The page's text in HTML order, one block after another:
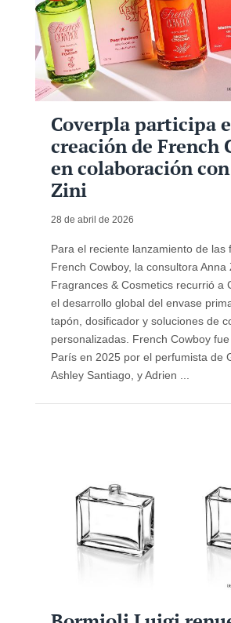
Coverpla participa
creación de French
en colaboración
Zini
28 de abril de 2026
Para el reciente lanzamiento de las
French Cowboy, la consultora Anna
Fragrances & Cosmetics recurrió a
el desarrollo global del envase
tapón, dosificador y soluciones de
personalizadas. French Cowboy
París en 2025 por el perfumista de
Ashley Santiago, y Adrien ...